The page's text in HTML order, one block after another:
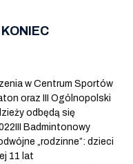
w Centrum Sportów
oraz III Ogólnopolski
odbędą się
Badmintonowy
„rodzinne”: dzieci
11 lat